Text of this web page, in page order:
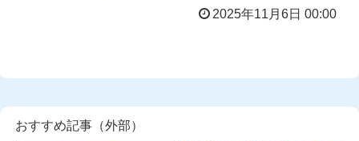
2025年11月6日 00:00
おすすめ記事（外部）